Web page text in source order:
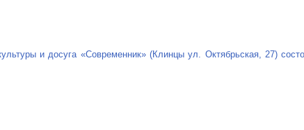
и досуга «Современник» (Клинцы ул. Октябрьская, 27)